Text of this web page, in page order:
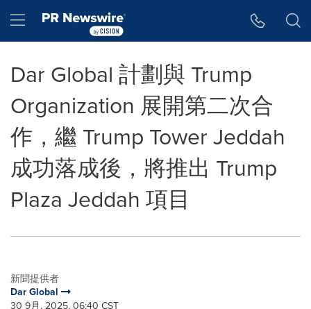
Hamburger menu
Dar Global 計劃與 Trump
Organization 展開第二次合
作，繼 Trump Tower Jeddah
成功落成後，將推出 Trump
Plaza Jeddah 項目
新聞提供者
Dar Global
30 9月, 2025, 06:40 CST